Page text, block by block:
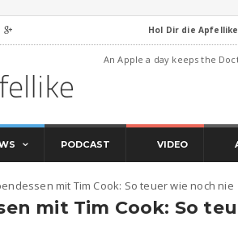
 Hol Dir die
An Apple a day keeps the
PODCAST VIDEO
mit Tim Cook: So teuer wie noch nie
mit Tim Cook: So